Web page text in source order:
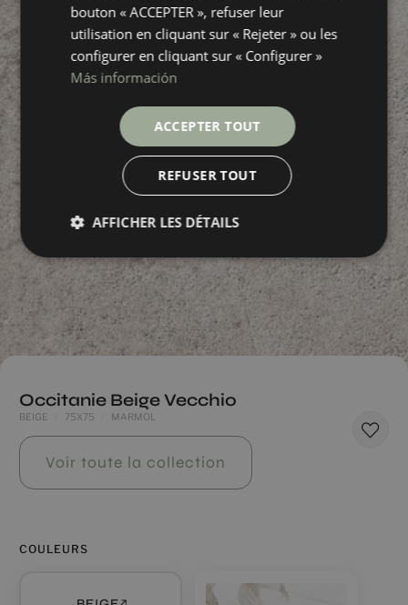
Occitanie Beige Vecchio
BEIGE 75X75 MARMOL
Voir toute la collection
COULEURS
bouton « ACCEPTER », refuser leur
utilisation en cliquant sur « Rejeter » ou les
configurer en cliquant sur « Configurer »
Más información
ACCEPTER TOUT
REFUSER TOUT
AFFICHER LES DÉTAILS